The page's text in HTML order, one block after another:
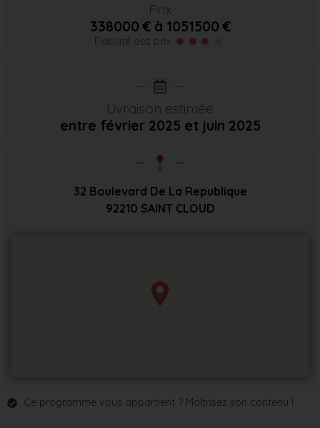
Prix
338000 € à 1051500 €
Fiabilité des prix
Livraison estimée
entre février 2025 et juin 2025
32 Boulevard De La Republique
92210 SAINT CLOUD
Ce programme vous appartient ? Maîtrisez son contenu !